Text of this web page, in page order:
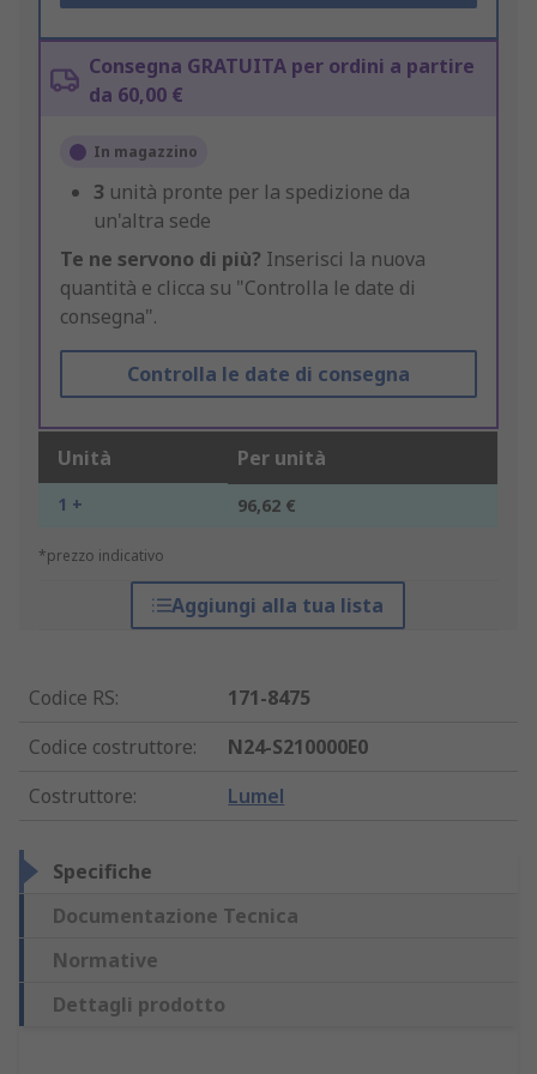
Consegna GRATUITA per ordini a partire
da 60,00 €
In magazzino
3 unità pronte per la spedizione da
un'altra sede
Te ne servono di più? Inserisci la nuova
quantità e clicca su "Controlla le date di
consegna".
Controlla le date di consegna
Unità Per unità
1 + 96,62 €
*prezzo indicativo
Aggiungi alla tua lista
Codice RS:
171-8475
Codice costruttore:
N24-S210000E0
Costruttore: Lumel
Specifiche
Documentazione Tecnica
Normative
Dettagli prodotto